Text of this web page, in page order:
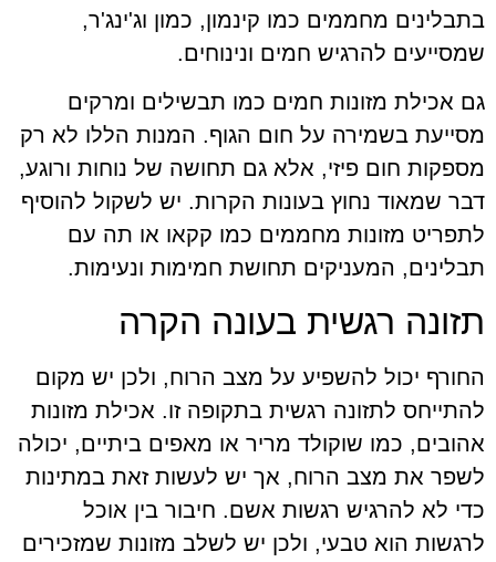
בתבלינים מחממים כמו קינמון, כמון וג'ינג'ר,
שמסייעים להרגיש חמים ונינוחים.
גם אכילת מזונות חמים כמו תבשילים ומרקים
מסייעת בשמירה על חום הגוף. המנות הללו לא רק
מספקות חום פיזי, אלא גם תחושה של נוחות ורוגע,
דבר שמאוד נחוץ בעונות הקרות. יש לשקול להוסיף
לתפריט מזונות מחממים כמו קקאו או תה עם
תבלינים, המעניקים תחושת חמימות ונעימות.
תזונה רגשית בעונה הקרה
החורף יכול להשפיע על מצב הרוח, ולכן יש מקום
להתייחס לתזונה רגשית בתקופה זו. אכילת מזונות
אהובים, כמו שוקולד מריר או מאפים ביתיים, יכולה
לשפר את מצב הרוח, אך יש לעשות זאת במתינות
כדי לא להרגיש רגשות אשם. חיבור בין אוכל
לרגשות הוא טבעי, ולכן יש לשלב מזונות שמזכירים